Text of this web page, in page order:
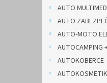
AUTO
AUTO
AUTO-MOTO
AUTOCAMPING
AUTOKOBERCE